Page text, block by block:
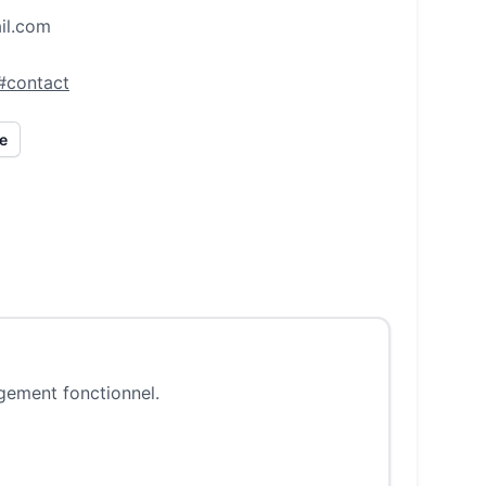
fonctionnel.